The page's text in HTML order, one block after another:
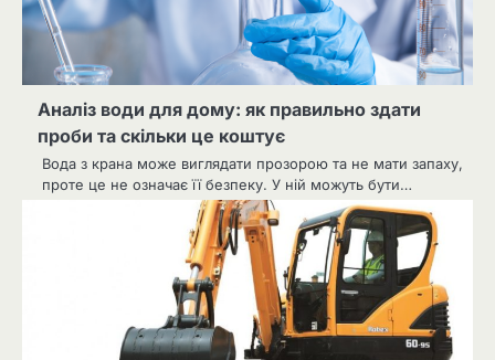
Аналіз води для дому: як правильно здати
проби та скільки це коштує
Вода з крана може виглядати прозорою та не мати запаху,
проте це не означає її безпеку. У ній можуть бути…